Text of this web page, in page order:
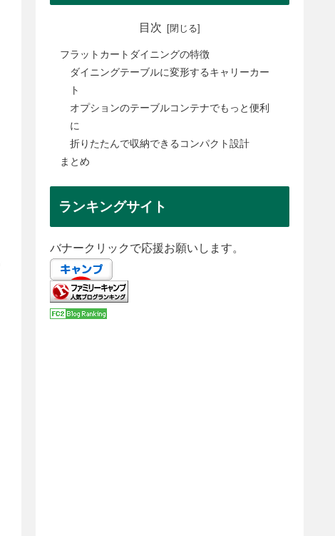
目次
フラットカートダイニングの特徴
ダイニングテーブルに変形するキャリーカー
ト
オプションのテーブルコンテナでもっと便利
に
折りたたんで収納できるコンパクト設計
まとめ
ランキングサイト
バナークリックで応援お願いします。